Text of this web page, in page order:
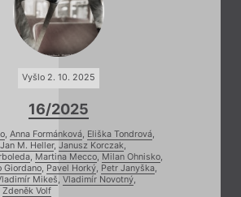
Vyšlo 2. 10. 2025
16/2025
, Anna Formánková, Eliška Tondrová,
Jan M. Heller, Janusz Korczak,
, Martina Mecco, Milan Ohnisko,
Giordano, Pavel Horký, Petr Janyška,
Mikeš, Vladimír Novotný,
Zdeněk Volf